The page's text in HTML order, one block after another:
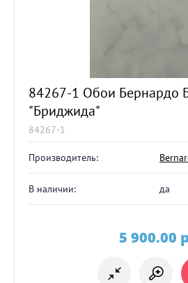
84267-1 Обои Бернардо
"Бриджида"
84267-1
Производитель:
В наличии: да
5 900.00